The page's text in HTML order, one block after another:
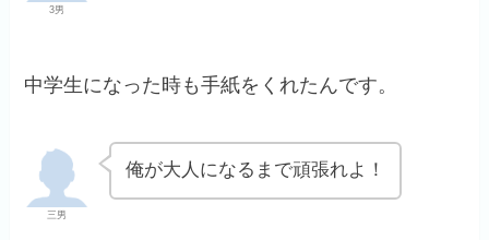
3男
中学生になった時も手紙をくれたんです。
三男
俺が大人になるまで頑張れよ！